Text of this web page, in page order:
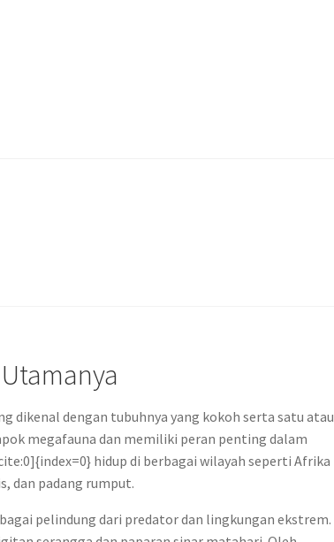
dikenal dengan tubuhnya yang kokoh serta satu atau
megafauna dan memiliki peran penting dalam
hidup di berbagai wilayah seperti Afrika
dan padang rumput.
pelindung dari predator dan lingkungan ekstrem.